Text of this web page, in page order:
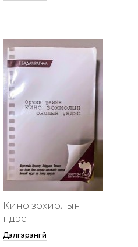
Кино зохиолын
үндэс
Дэлгэрэнгүй